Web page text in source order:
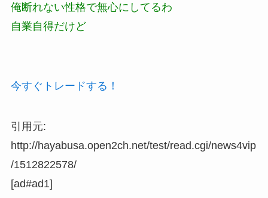
俺断れない性格で無心にしてるわ
自業自得だけど
今すぐトレードする！
引用元:
http://hayabusa.open2ch.net/test/read.cgi/news4vip
/1512822578/
[ad#ad1]